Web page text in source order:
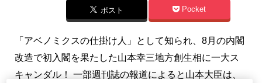
ポスト Pocket
「アベノミクスの仕掛け人」として知られ、8月の内閣
改造で初入閣を果たした山本幸三地方創生相に一大ス
キャンダル！ 一部週刊誌の報道によると山本大臣は、